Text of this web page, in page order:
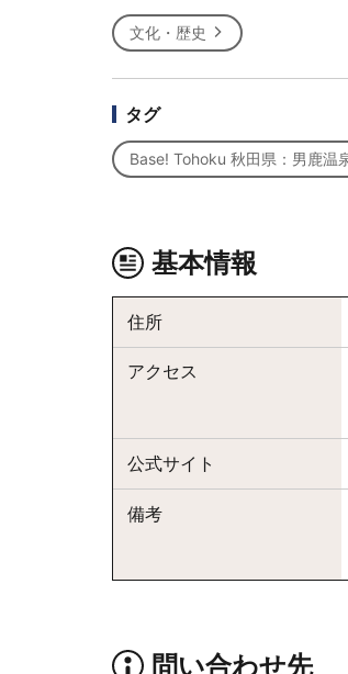
文化・歴史
タグ
Base! Tohoku 秋田県：男鹿温
基本情報
住所
アクセス
公式サイト
備考
問い合わせ先